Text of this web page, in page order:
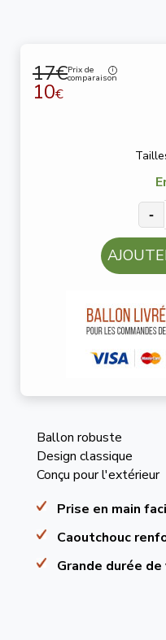
17€Prix de
comparaison
10€
-
Ballon robuste
Design classique
Conçu pour l'extérieur
Prise en main
Caoutchouc
Grande durée de